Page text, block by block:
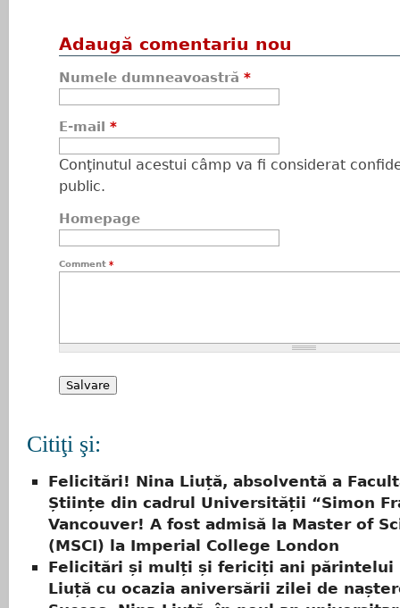
Adaugă comentariu nou
Numele dumneavoastră *
E-mail *
Conţinutul acestui câmp va fi considerat
public.
Homepage
Comment *
Citiţi şi:
Felicitări! Nina Liuță, absolventă a
Științe din cadrul Universității “Simon
Vancouver! A fost admisă la Master of
(MSCI) la Imperial College London
Felicitări și mulți și fericiți ani părintelui
Liuță cu ocazia aniversării zilei de